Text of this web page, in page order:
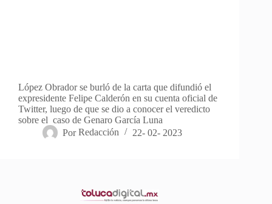
López Obrador se burló de la carta que difundió el
expresidente Felipe Calderón en su cuenta oficial de
Twitter, luego de que se dio a conocer el veredicto
sobre el caso de Genaro García Luna
Por Redacción 22- 02- 2023